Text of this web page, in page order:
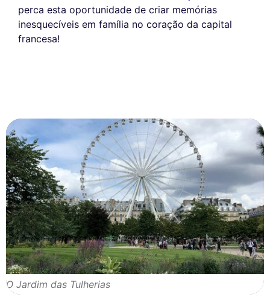
perca esta oportunidade de criar memórias
inesquecíveis em família no coração da capital
francesa!
O Jardim das Tulherias